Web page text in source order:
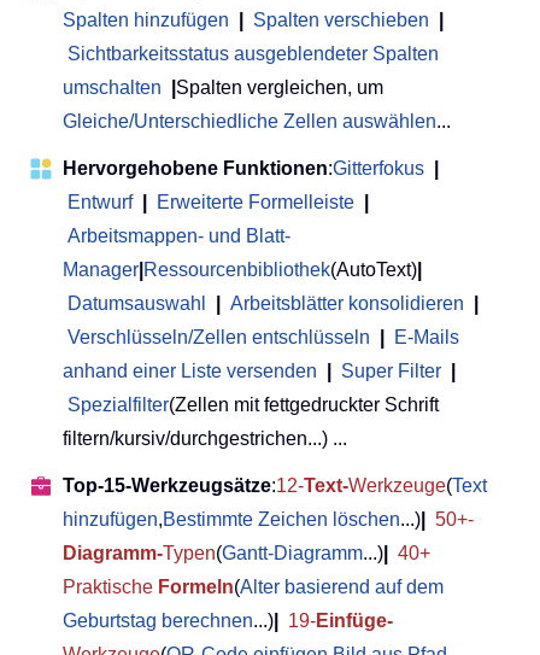
Spalten hinzufügen
Spalten verschieben
Sichtbarkeitsstatus ausgeblendeter Spalten
umschalten
Spalten vergleichen, um
Gleiche/Unterschiedliche Zellen auswählen...
Hervorgehobene Funktionen:Gitterfokus
Entwurf
Erweiterte Formelleiste
Arbeitsmappen- und Blatt-
Manager Ressourcenbibliothek(AutoText)
Datumsauswahl
Arbeitsblätter konsolidieren
Verschlüsseln/Zellen entschlüsseln
E-Mails
anhand einer Liste versenden
Super Filter
Spezialfilter(Zellen mit fettgedruckter Schrift
filtern/kursiv/durchgestrichen...) ...
Top-15-Werkzeugsätze:12-Text-Werkzeuge(Text
hinzufügen,Bestimmte Zeichen löschen...)
50+-
Diagramm-Typen(Gantt-Diagramm...)
40+
Praktische Formeln(Alter basierend auf dem
Geburtstag berechnen...) 19-Einfüge-